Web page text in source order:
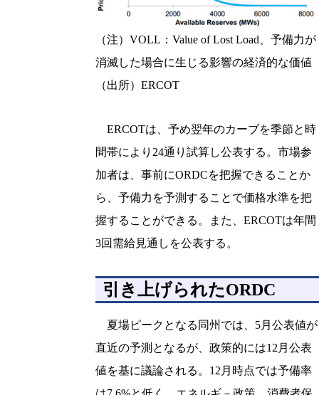
（注）VOLL：Value of Lost Load、予備力が
消滅した場合に生じる影響の経済的な価値
（出所）ERCOT
ERCOTは、予め翌年のカーブを季節と時
間帯により24通り試算し公表する。市場参
加者は、事前にORDCを把握できることか
ら、予備力を予測することで価格水準を把
握することができる。また、ERCOTは年間
3回需給見通しを公表する。
引き上げられたORDC
夏場ピークとなる同州では、5月公表値が
直近の予測となるが、政策的には12月公表
値を基に議論される。12月時点では予備率